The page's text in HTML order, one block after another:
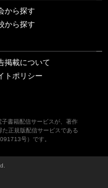
から探す
から探す
掲載について
トポリシー
書籍配信サービスが、著作
正規版配信サービスである
号）です。